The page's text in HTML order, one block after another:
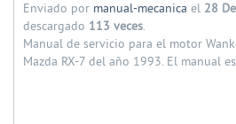
Enviado por manual-mecanica el 28
descargado 113 veces.
Manual de servicio para el motor
Mazda RX-7 del año 1993. El manual